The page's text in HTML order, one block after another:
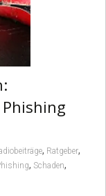
, Ratgeber,
, Schaden,